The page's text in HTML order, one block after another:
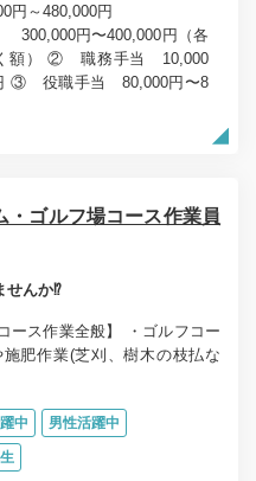
円～480,000円
円〜400,000円（各
額） ② 職務手当 10,000
③ 役職手当 80,000円〜8
・ゴルフ場コース作業員
せんか⁉
ース作業全般】 ・ゴルフコー
肥作業(芝刈、樹木の枝払な
中 男性活躍中